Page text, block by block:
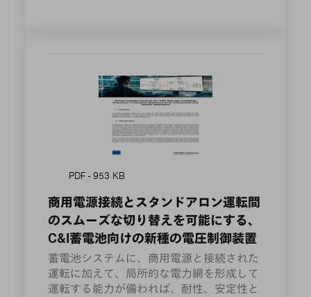
PDF - 953 KB
商用電源接続とスタンドアロン運転間
のスムーズな切り替えを可能にする、
C&I蓄電池向けの新種の電圧制御装置
蓄電池システムに、商用電源と接続された
運転に加えて、局所的な電力網を形成して
運転する能力が備われば、耐性、安定性と